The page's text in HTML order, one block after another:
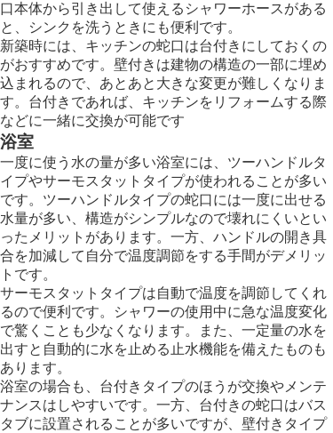
口本体から引き出して使えるシャワーホースがある
と、シンクを洗うときにも便利です。
新築時には、キッチンの蛇口は台付きにしておくの
がおすすめです。壁付きは建物の構造の一部に埋め
込まれるので、あとあと大きな変更が難しくなりま
す。台付きであれば、キッチンをリフォームする際
などに一緒に交換が可能です
浴室
一度に使う水の量が多い浴室には、ツーハンドルタ
イプやサーモスタットタイプが使われることが多い
です。ツーハンドルタイプの蛇口には一度に出せる
水量が多い、構造がシンプルなので壊れにくいとい
ったメリットがあります。一方、ハンドルの開き具
合を加減して自分で温度調節をする手間がデメリッ
トです。
サーモスタットタイプは自動で温度を調節してくれ
るので便利です。シャワーの使用中に急な温度変化
で驚くことも少なくなります。また、一定量の水を
出すと自動的に水を止める止水機能を備えたものも
あります。
浴室の場合も、台付きタイプのほうが交換やメンテ
ナンスはしやすいです。一方、台付きの蛇口はバス
タブに設置されることが多いですが、壁付きタイプ